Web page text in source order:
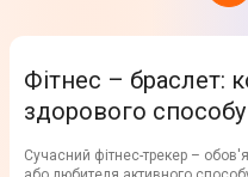
Фітнес – браслет:
здорового
Сучасний фітнес-трекер –